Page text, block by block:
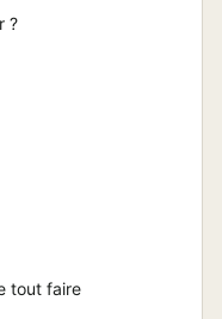
?
tout faire